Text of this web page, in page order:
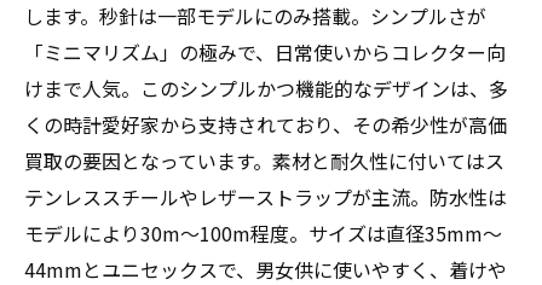
します。秒針は一部モデルにのみ搭載。シンプルさが
「ミニマリズム」の極みで、日常使いからコレクター向
けまで人気。このシンプルかつ機能的なデザインは、多
くの時計愛好家から支持されており、その希少性が高価
買取の要因となっています。素材と耐久性に付いてはス
テンレススチールやレザーストラップが主流。防水性は
モデルにより30m〜100m程度。サイズは直径35mm〜
44mmとユニセックスで、男女供に使いやすく、着けや